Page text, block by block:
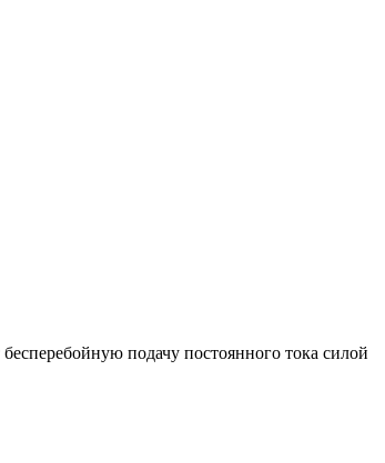
подачу постоянного тока силой